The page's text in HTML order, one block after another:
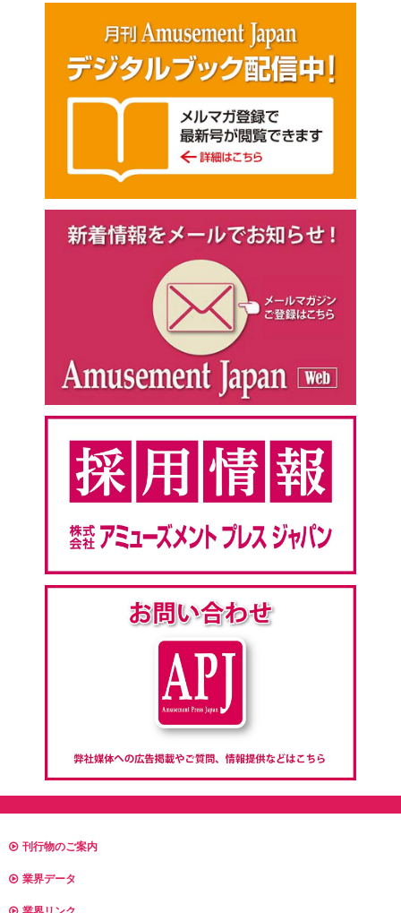
刊行物のご案内
業界データ